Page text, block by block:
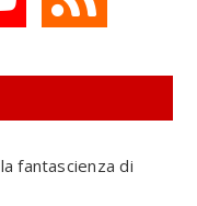
fantascienza di